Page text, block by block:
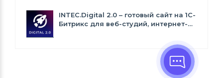
INTEC.Digital 2.0 – готовый сайт на 1C-
Битрикс для веб-студий, интернет-